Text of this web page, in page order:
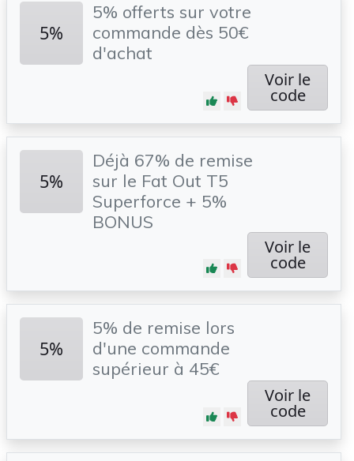
5%
5% offerts sur votre
commande dès 50€
d'achat
Voir le
code
5%
Déjà 67% de remise
sur le Fat Out T5
Superforce + 5%
BONUS
Voir le
code
5%
5% de remise lors
d'une commande
supérieur à 45€
Voir le
code